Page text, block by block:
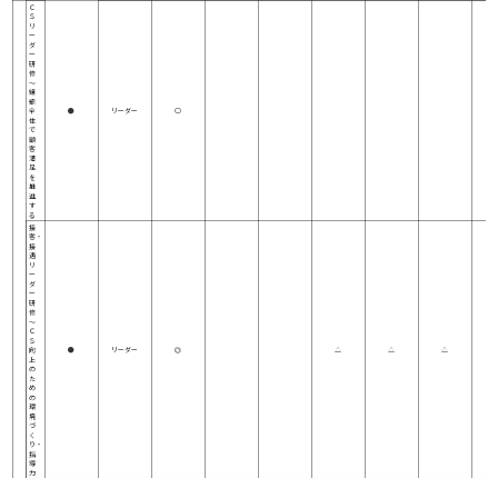
Ｃ
Ｓ
リ
ー
ダ
ー
研
修
～
組
織
全
体
で
顧
客
満
足
を
推
進
す
る
● リーダー ○
接
客・
接
遇
リ
ー
ダ
ー
研
修
～
Ｃ
Ｓ
向
上
の
た
め
の
環
境
づ
く
り・
指
導
力
● リーダー ◎ △ △ △